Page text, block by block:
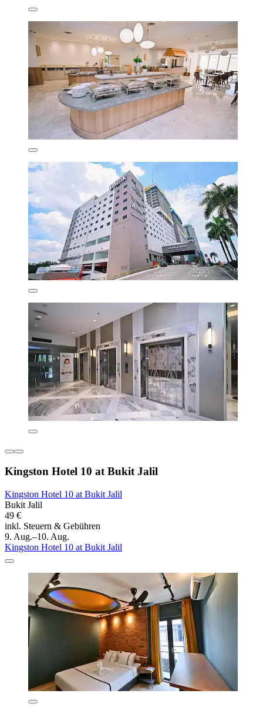
Kingston Hotel 10 at Bukit Jalil
Kingston Hotel 10 at Bukit Jalil
Bukit Jalil
49 €
inkl. Steuern & Gebühren
9. Aug.–10. Aug.
Kingston Hotel 10 at Bukit Jalil